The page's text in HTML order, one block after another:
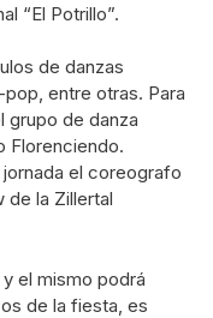
“El Potrillo”.
de danzas
entre otras. Para
grupo de danza
Florenciendo.
el coreografo
de la Zillertal
el mismo podrá
de la fiesta, es